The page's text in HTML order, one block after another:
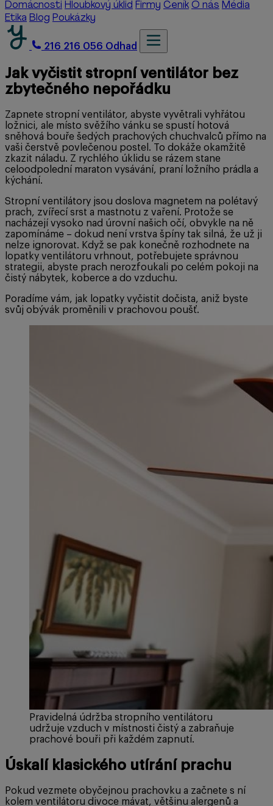
Domácnosti Hloubkový úklid Firmy Ceník O nás Média
Etika Blog Poukázky
216 216 056 Odhad
Jak vyčistit stropní ventilátor bez
zbytečného nepořádku
Zapnete stropní ventilátor, abyste vyvětrali vyhřátou
ložnici, ale místo svěžího vánku se spustí hotová
sněhová bouře šedých prachových chuchvalců přímo na
vaši čerstvě povlečenou postel. To dokáže okamžitě
zkazit náladu. Z rychlého úklidu se rázem stane
celoodpolední maraton vysávání, praní ložního prádla a
kýchání.
Stropní ventilátory jsou doslova magnetem na polétavý
prach, zvířecí srst a mastnotu z vaření. Protože se
nacházejí vysoko nad úrovní našich očí, obvykle na ně
zapomínáme – dokud není vrstva špíny tak silná, že už ji
nelze ignorovat. Když se pak konečně rozhodnete na
lopatky ventilátoru vrhnout, potřebujete správnou
strategii, abyste prach nerozfoukali po celém pokoji na
čistý nábytek, koberce a do vzduchu.
Poradíme vám, jak lopatky vyčistit dočista, aniž byste
svůj obývák proměnili v prachovou poušť.
Pravidelná údržba stropního ventilátoru
udržuje vzduch v místnosti čistý a zabraňuje
prachové bouři při každém zapnutí.
Úskalí klasického utírání prachu
Pokud vezmete obyčejnou prachovku a začnete s ní
kolem ventilátoru divoce mávat, většinu alergenů a